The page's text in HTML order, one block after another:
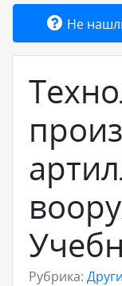
Товары и
Добавить
Не
Рубрика: